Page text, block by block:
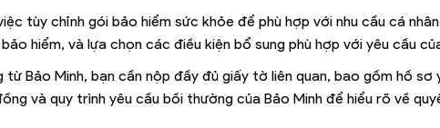
tùy chỉnh gói bảo hiểm sức khỏe để phù hợp với nhu cầu cá
hiểm, và lựa chọn các điều kiện bổ sung phù hợp với yêu cầu
Bảo Minh, bạn cần nộp đầy đủ giấy tờ liên quan, bao gồm hồ sơ
và quy trình yêu cầu bồi thường của Bảo Minh để hiểu rõ về